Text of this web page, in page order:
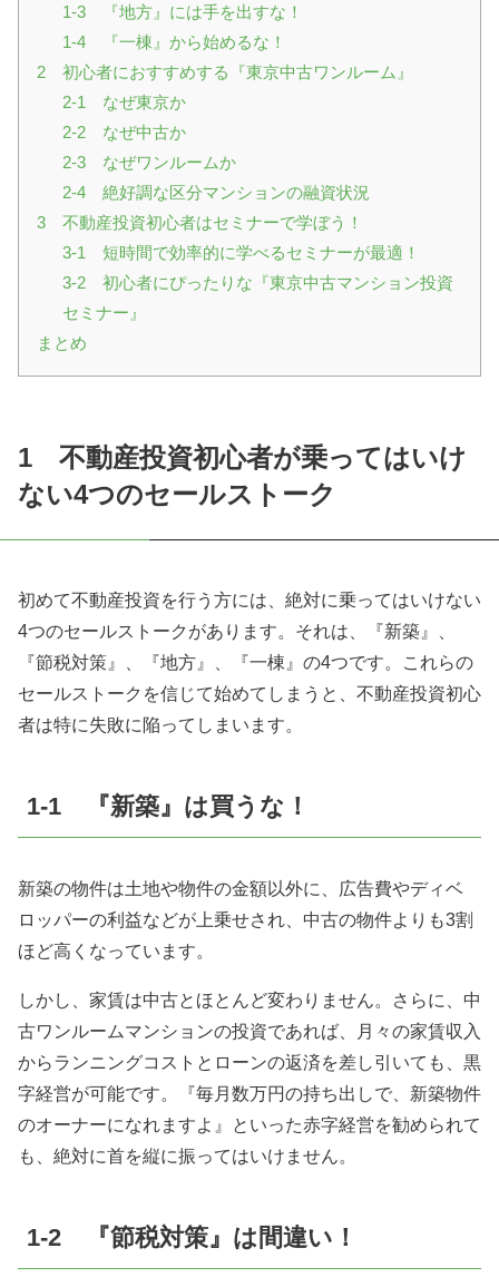
1-3 『地方』には手を出すな！
1-4 『一棟』から始めるな！
2 初心者におすすめする『東京中古ワンルーム』
2-1 なぜ東京か
2-2 なぜ中古か
2-3 なぜワンルームか
2-4 絶好調な区分マンションの融資状況
3 不動産投資初心者はセミナーで学ぼう！
3-1 短時間で効率的に学べるセミナーが最適！
3-2 初心者にぴったりな『東京中古マンション投資
セミナー』
まとめ
1 不動産投資初心者が乗ってはいけ
ない4つのセールストーク
初めて不動産投資を行う方には、絶対に乗ってはいけない
4つのセールストークがあります。それは、『新築』、
『節税対策』、『地方』、『一棟』の4つです。これらの
セールストークを信じて始めてしまうと、不動産投資初心
者は特に失敗に陥ってしまいます。
1-1 『新築』は買うな！
新築の物件は土地や物件の金額以外に、広告費やディベ
ロッパーの利益などが上乗せされ、中古の物件よりも3割
ほど高くなっています。
しかし、家賃は中古とほとんど変わりません。さらに、中
古ワンルームマンションの投資であれば、月々の家賃収入
からランニングコストとローンの返済を差し引いても、黒
字経営が可能です。『毎月数万円の持ち出しで、新築物件
のオーナーになれますよ』といった赤字経営を勧められて
も、絶対に首を縦に振ってはいけません。
1-2 『節税対策』は間違い！